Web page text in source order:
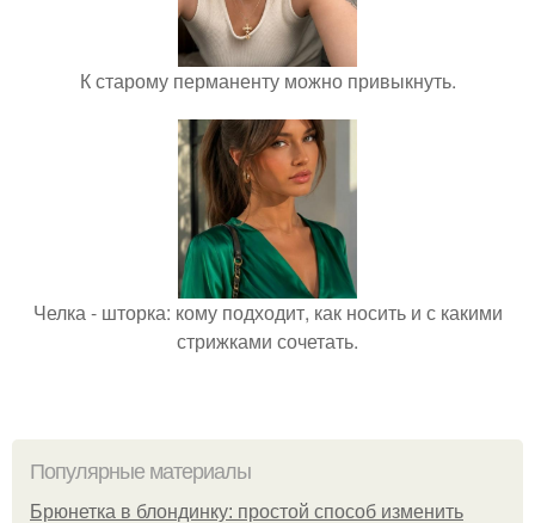
К старому перманенту можно привыкнуть.
Челка - шторка: кому подходит, как носить и с какими
стрижками сочетать.
Популярные материалы
Брюнетка в блондинку: простой способ изменить